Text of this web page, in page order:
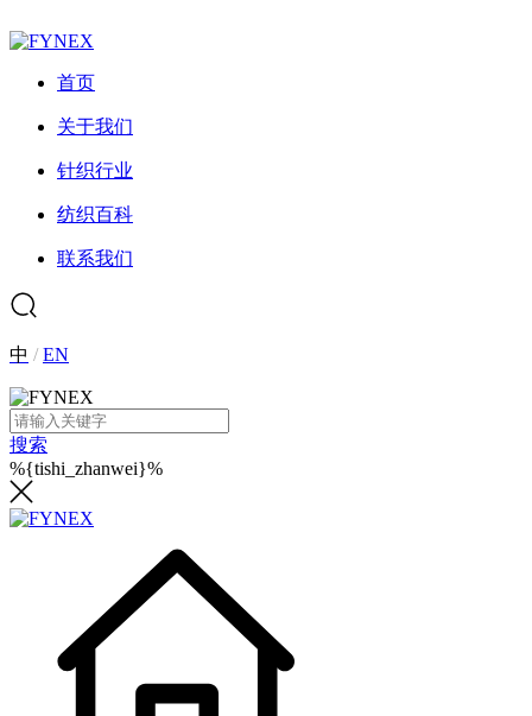
首页
关于我们
针织行业
纺织百科
联系我们
中 /EN
搜索
%{tishi_zhanwei}%